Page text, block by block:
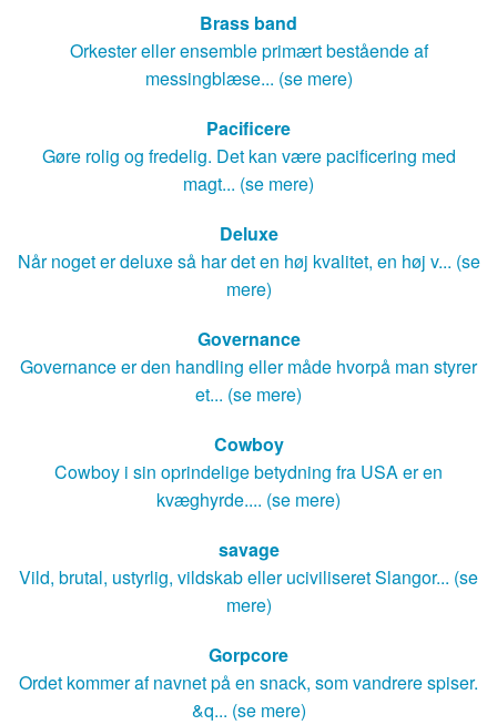
Brass band
Orkester eller ensemble primært bestående af
messingblæse... (se mere)
Pacificere
Gøre rolig og fredelig. Det kan være pacificering med
magt... (se mere)
Deluxe
Når noget er deluxe så har det en høj kvalitet, en høj v... (se
mere)
Governance
Governance er den handling eller måde hvorpå man styrer
et... (se mere)
Cowboy
Cowboy i sin oprindelige betydning fra USA er en
kvæghyrde.... (se mere)
savage
Vild, brutal, ustyrlig, vildskab eller uciviliseret Slangor... (se
mere)
Gorpcore
Ordet kommer af navnet på en snack, som vandrere spiser.
&q... (se mere)